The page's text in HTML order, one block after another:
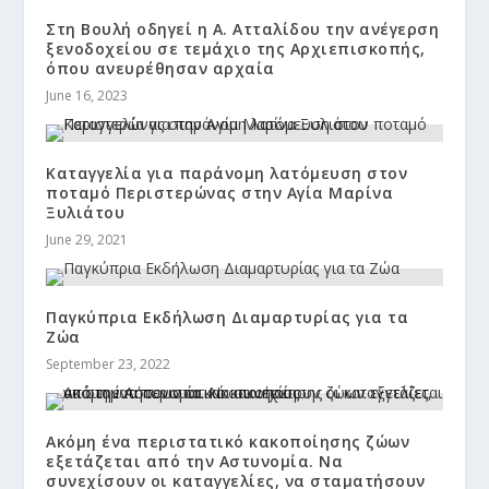
Στη Βουλή οδηγεί η Α. Ατταλίδου την ανέγερση
ξενοδοχείου σε τεμάχιο της Αρχιεπισκοπής,
όπου ανευρέθησαν αρχαία
June 16, 2023
Καταγγελία για παράνομη λατόμευση στον
ποταμό Περιστερώνας στην Αγία Μαρίνα
Ξυλιάτου
June 29, 2021
Παγκύπρια Εκδήλωση Διαμαρτυρίας για τα
Ζώα
September 23, 2022
Ακόμη ένα περιστατικό κακοποίησης ζώων
εξετάζεται από την Αστυνομία. Να
συνεχίσουν οι καταγγελίες, να σταματήσουν